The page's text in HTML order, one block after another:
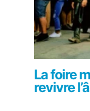
La foire
revivre